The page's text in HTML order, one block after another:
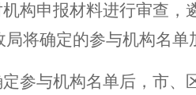
构申报材料进行审查 ，
将确定的参与机构名单
参与机构名单后 ，市、